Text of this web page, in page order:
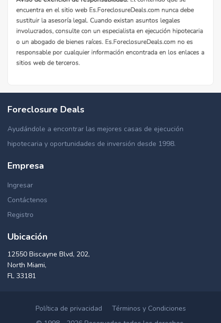
Foreclosure Deals
Ayudándole a encontrar las mejores casas de ejecución
hipotecaria y oportunidades de inversión desde 1998.
Empresa
Ingresar
Contáctenos
Registro
Ubicación
12550 Biscayne Blvd, 202,
North Miami,
FL 33181
Política de privacidad
Términos y Condiciones